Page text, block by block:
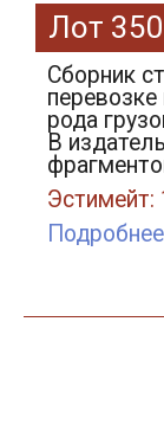
Лот 350
Сборник
рода
В
Эстимейт: